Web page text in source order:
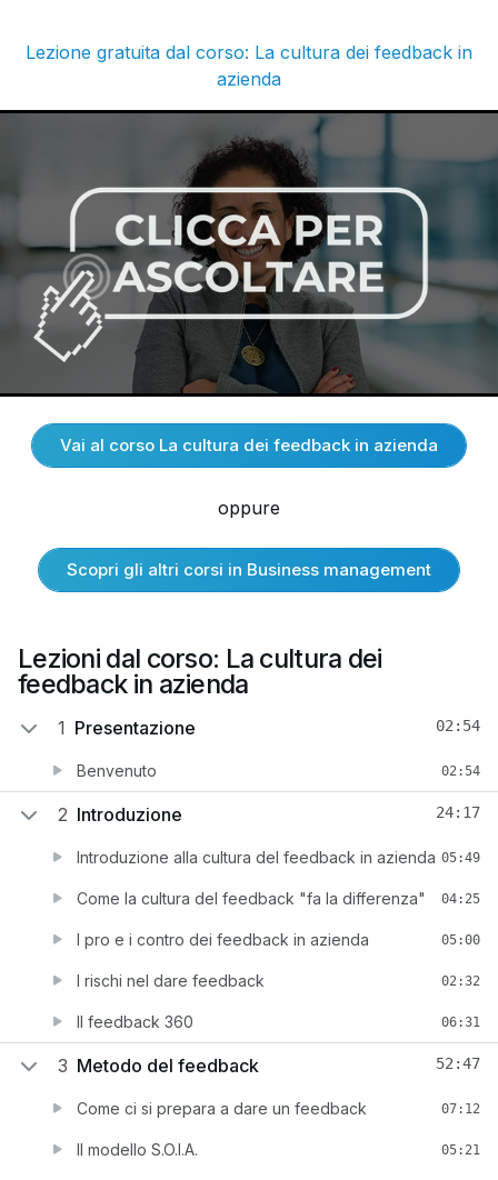
Lezione gratuita dal corso: La cultura dei feedback in
azienda
Vai al corso La cultura dei feedback in azienda
oppure
Scopri gli altri corsi in Business management
Lezioni dal corso: La cultura dei
feedback in azienda
1 Presentazione 02:54
Benvenuto 02:54
2 Introduzione 24:17
Introduzione alla cultura del feedback in azienda 05:49
Come la cultura del feedback "fa la differenza" 04:25
I pro e i contro dei feedback in azienda 05:00
I rischi nel dare feedback 02:32
Il feedback 360 06:31
3 Metodo del feedback 52:47
Come ci si prepara a dare un feedback 07:12
Il modello S.O.I.A. 05:21